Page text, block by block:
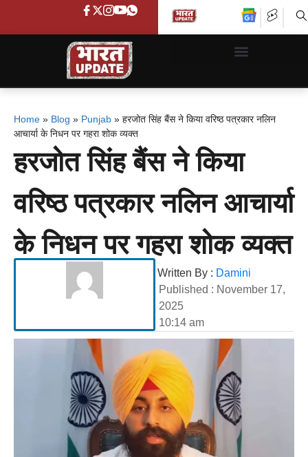
Home » Blog » Punjab » हरजोत सिंह बैंस ने किया वरिष्ठ पत्रकार नलिन
आचार्या के निधन पर गहरा शोक व्यक्त
हरजोत सिंह बैंस ने किया
वरिष्ठ पत्रकार नलिन आचार्या
के निधन पर गहरा शोक व्यक्त
Written By : Damini
Published : November 17,
2025
10:14 am